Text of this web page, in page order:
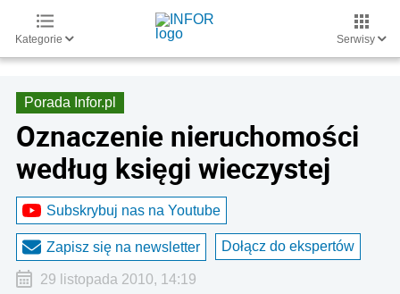
Kategorie Serwisy
Porada Infor.pl
Oznaczenie nieruchomości
według księgi wieczystej
Subskrybuj nas na Youtube
Zapisz się na newsletter Dołącz do ekspertów
29 listopada 2010, 14:19